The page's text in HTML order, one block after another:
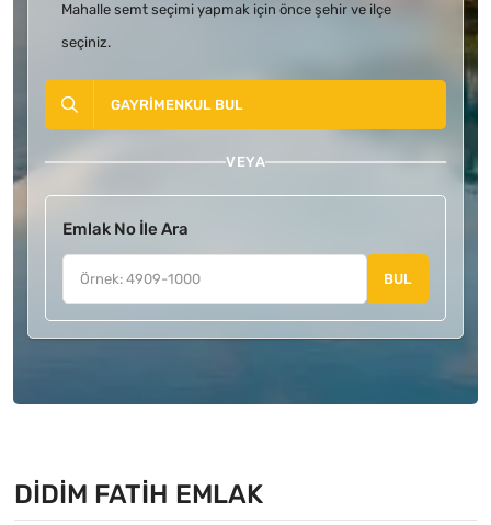
Mahalle semt seçimi yapmak için önce şehir ve ilçe
seçiniz.
GAYRIMENKUL BUL
VEYA
Emlak No İle Ara
BUL
DIDIM FATIH EMLAK